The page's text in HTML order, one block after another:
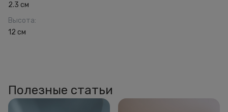
2.3 см
Высота:
12 см
Полезные статьи